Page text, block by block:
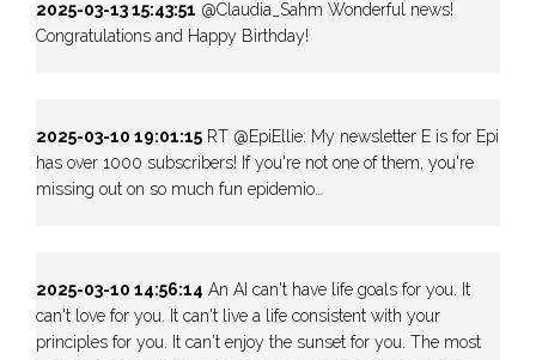
2025-03-13 15:43:51 @Claudia_Sahm Wonderful news!
Congratulations and Happy Birthday!
2025-03-10 19:01:15 RT @EpiEllie: My newsletter E is for Epi
has over 1000 subscribers! If you're not one of them, you're
missing out on so much fun epidemio…
2025-03-10 14:56:14 An AI can't have life goals for you. It
can't love for you. It can't live a life consistent with your
principles for you. It can't enjoy the sunset for you. The most